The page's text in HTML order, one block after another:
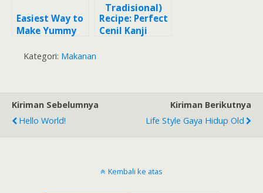
Easiest Way to
Make Yummy
Recipe: Perfect
Cenil Kanji
Kategori: Makanan
Kiriman Sebelumnya
Hello World!
Kiriman Berikutnya
Life Style Gaya Hidup Old
Kembali ke atas